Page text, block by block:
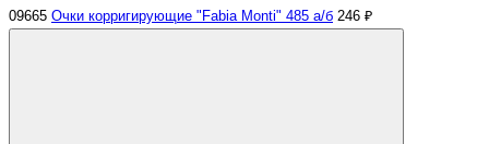
09665 Очки корригирующие "Fabia Monti" 485 а/б 246 ₽